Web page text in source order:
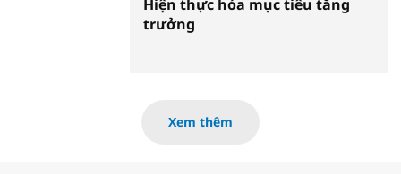
Hiện thực hóa mục tiêu tăng
trưởng
Xem thêm